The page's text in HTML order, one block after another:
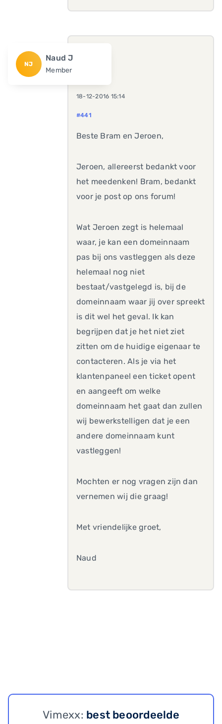
NJ
Naud J
Member
18-12-2016 15:14
#441
Beste Bram en Jeroen,
Jeroen, allereerst bedankt voor
het meedenken! Bram, bedankt
voor je post op ons forum!
Wat Jeroen zegt is helemaal
waar, je kan een domeinnaam
pas bij ons vastleggen als deze
helemaal nog niet
bestaat/vastgelegd is, bij de
domeinnaam waar jij over spreekt
is dit wel het geval. Ik kan
begrijpen dat je het niet ziet
zitten om de huidige eigenaar te
contacteren. Als je via het
klantenpaneel een ticket opent
en aangeeft om welke
domeinnaam het gaat dan zullen
wij bewerkstelligen dat je een
andere domeinnaam kunt
vastleggen!
Mochten er nog vragen zijn dan
vernemen wij die graag!
Met vriendelijke groet,
Naud
Vimexx: best beoordeelde